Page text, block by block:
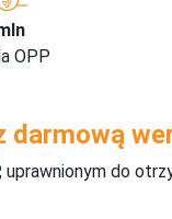
OPP
darmową
do